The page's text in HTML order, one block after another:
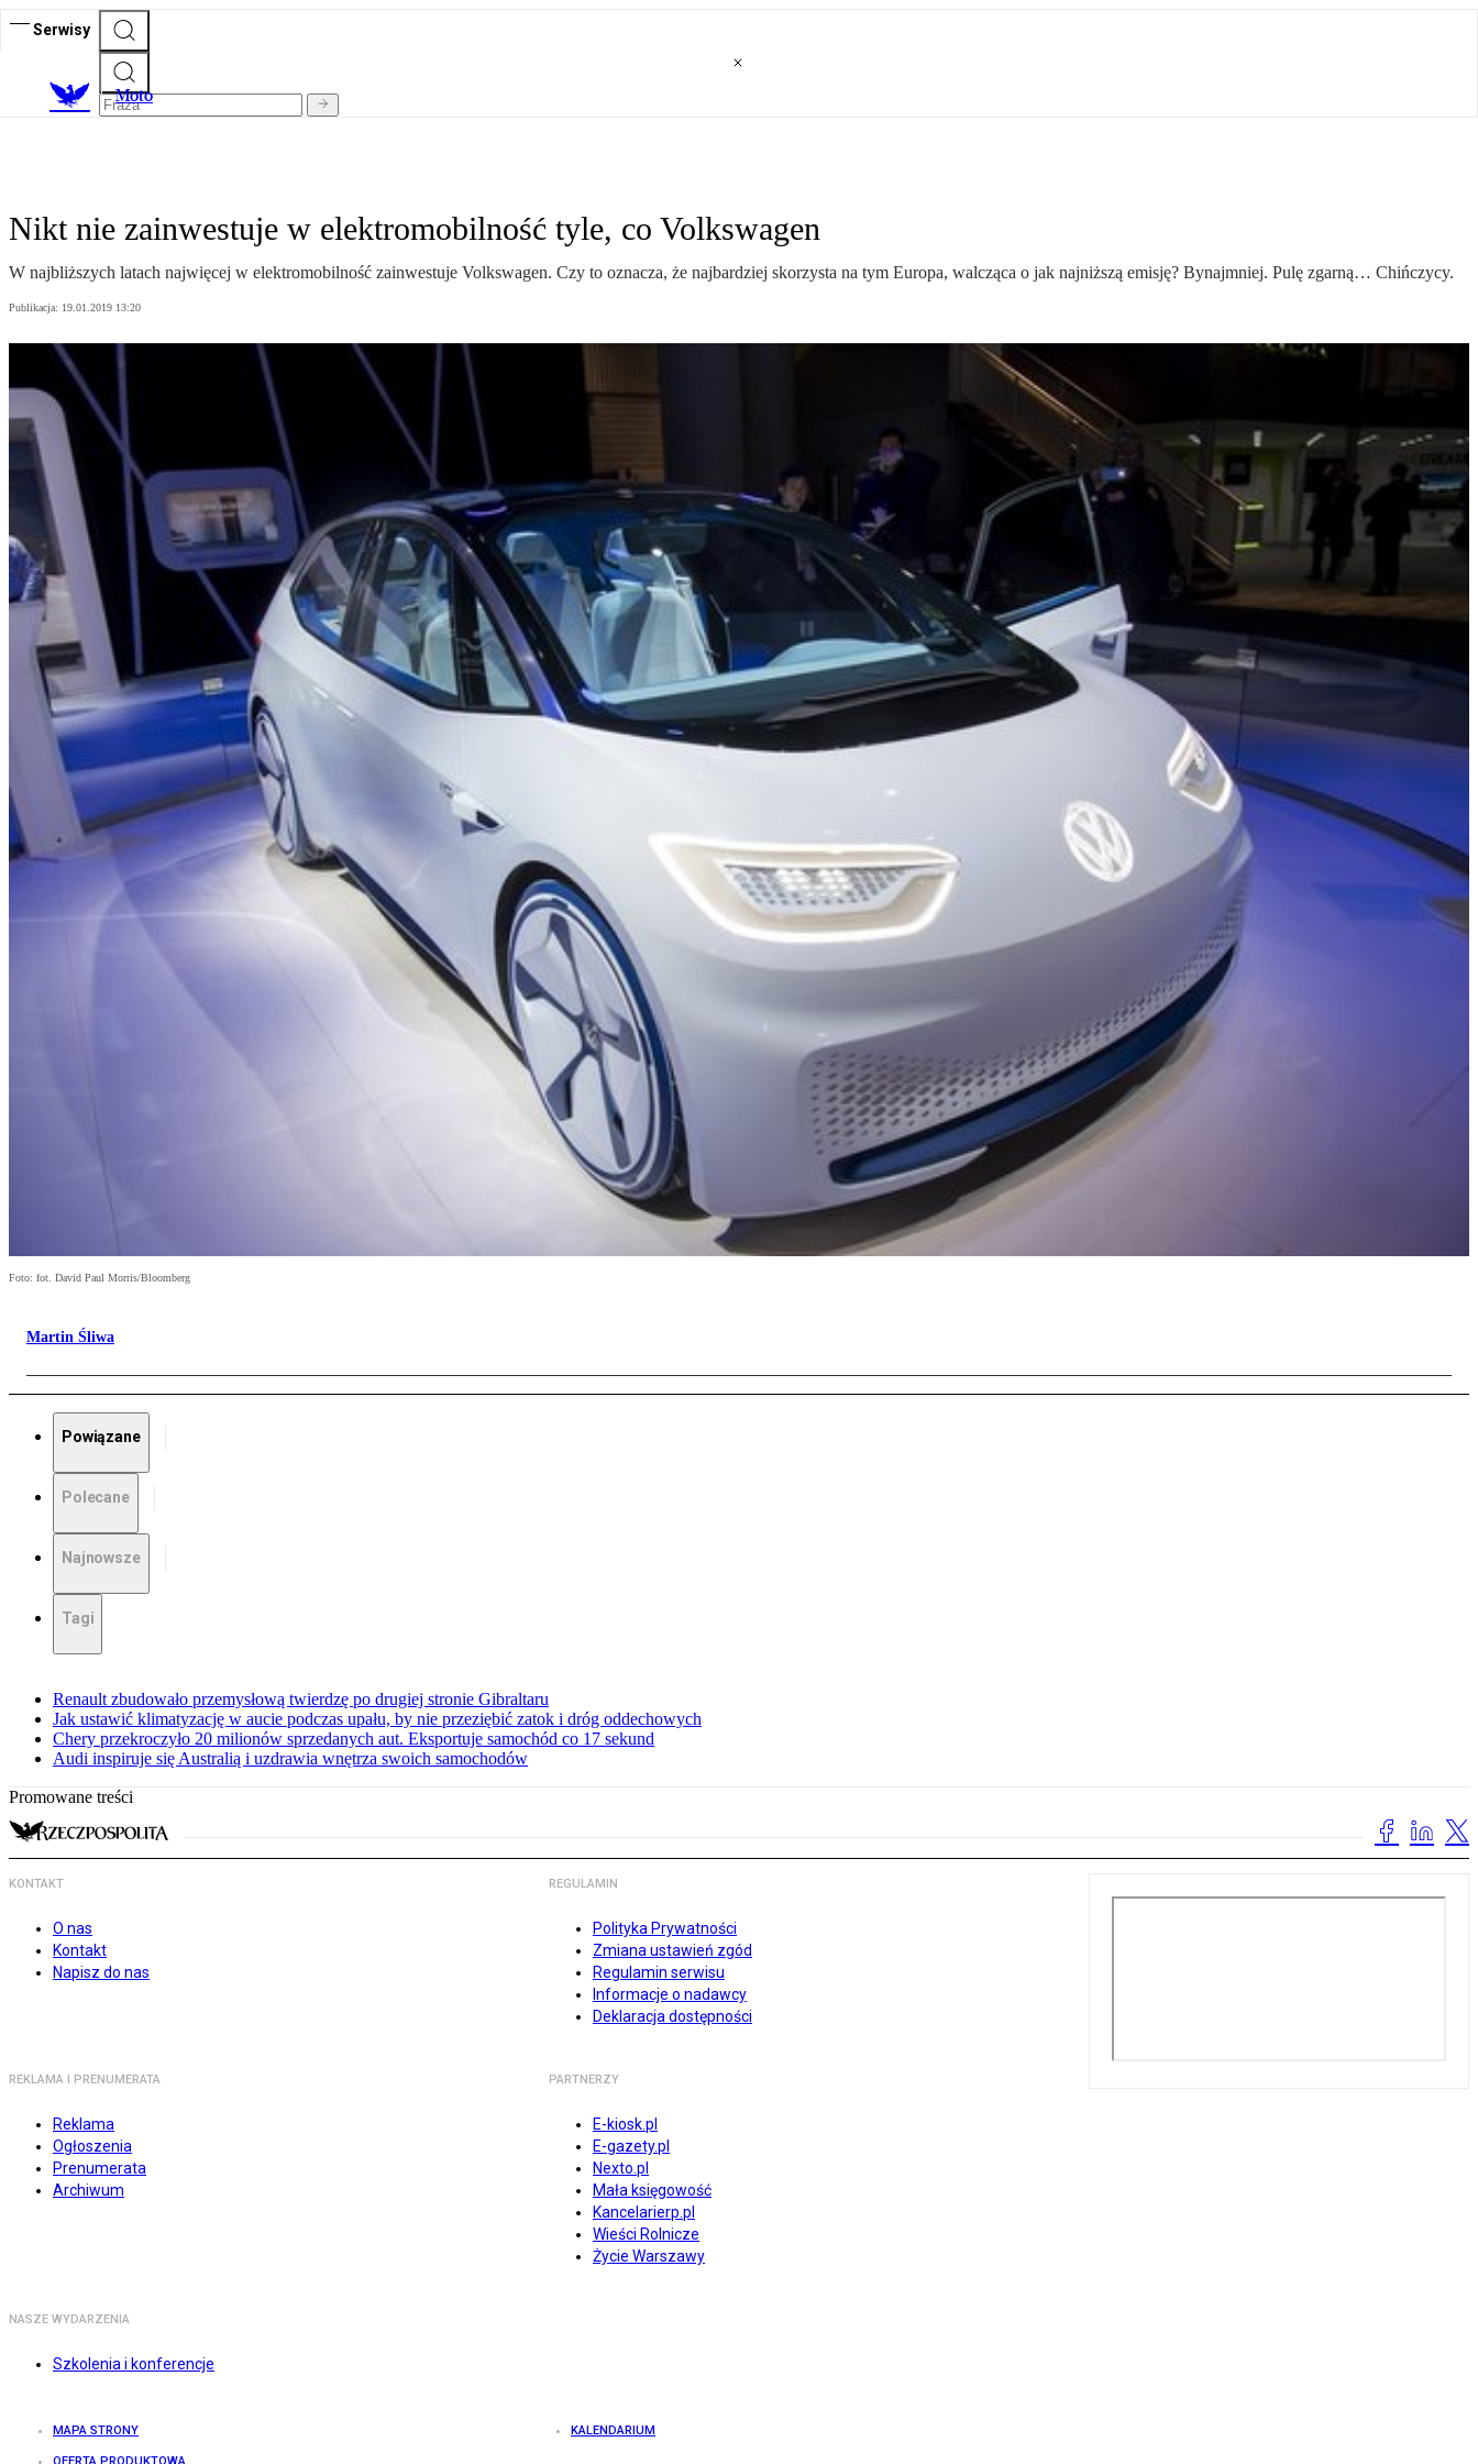
Serwisy
Moto
Nikt nie zainwestuje w elektromobilność tyle, co Volkswagen
W najbliższych latach najwięcej w elektromobilność zainwestuje Volkswagen. Czy to oznacza, że najbardziej skorzysta na tym Europa, walcząca o jak najniższą emisję? Bynajmniej. Pulę zgarną… Chińczycy.
Publikacja: 19.01.2019 13:20
Foto: fot. David Paul Morris/Bloomberg
Martin Śliwa
Powiązane
Polecane
Najnowsze
Tagi
Renault zbudowało przemysłową twierdzę po drugiej stronie Gibraltaru
Jak ustawić klimatyzację w aucie podczas upału, by nie przeziębić zatok i dróg oddechowych
Chery przekroczyło 20 milionów sprzedanych aut. Eksportuje samochód co 17 sekund
Audi inspiruje się Australią i uzdrawia wnętrza swoich samochodów
Promowane treści
KONTAKT
O nas
Kontakt
Napisz do nas
REGULAMIN
Polityka Prywatności
Zmiana ustawień zgód
Regulamin serwisu
Informacje o nadawcy
Deklaracja dostępności
REKLAMA I PRENUMERATA
Reklama
Ogłoszenia
Prenumerata
Archiwum
PARTNERZY
E-kiosk.pl
E-gazety.pl
Nexto.pl
Mała księgowość
Kancelarierp.pl
Wieści Rolnicze
Życie Warszawy
NASZE WYDARZENIA
Szkolenia i konferencje
MAPA STRONY KALENDARIUM